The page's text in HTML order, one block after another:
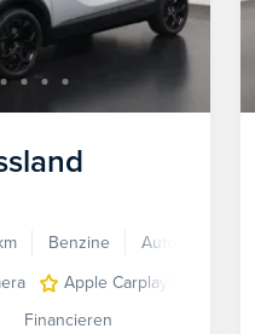
connected services
Benzine
Automaat
Apple Carplay/Android
Financieren